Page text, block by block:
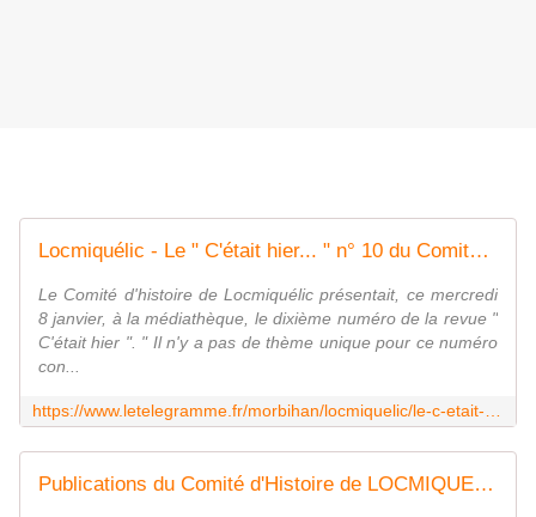
Locmiquélic - Le " C'était hier... " n° 10 du Comité d'histoire est paru
Le Comité d'histoire de Locmiquélic présentait, ce mercredi
8 janvier, à la médiathèque, le dixième numéro de la revue "
C'était hier ". " Il n'y a pas de thème unique pour ce numéro
con...
Publications du Comité d'Histoire de LOCMIQUELIC - Hier, aujourd'hui, demain à Locmiquélic...